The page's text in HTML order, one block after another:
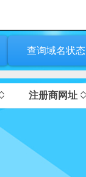
查询域名状态
注册商网址